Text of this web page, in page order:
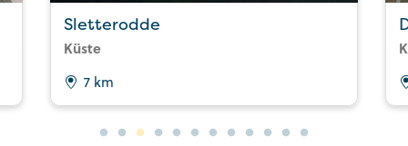
Sletterodde
Küste
7 km